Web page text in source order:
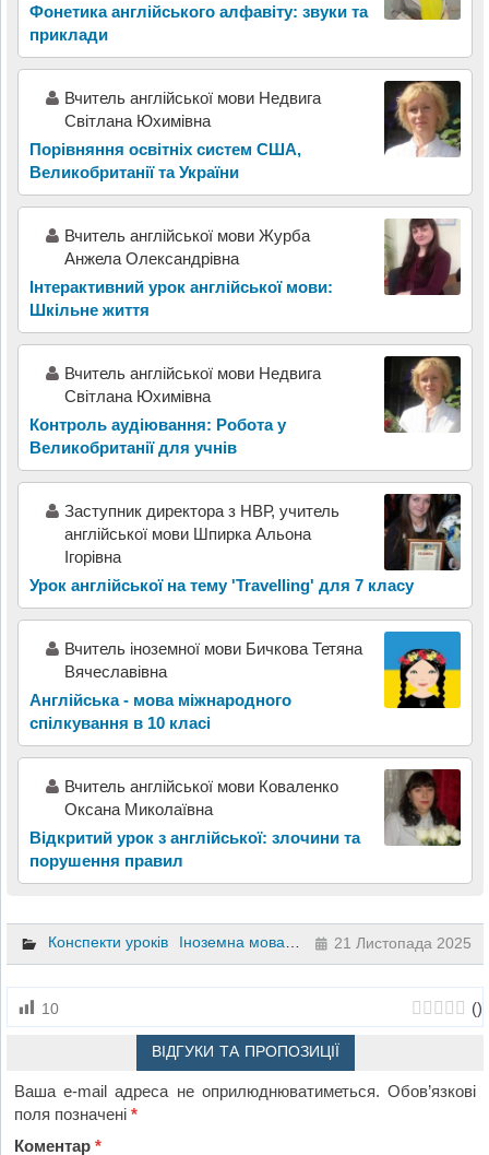
Фонетика англійського алфавіту: звуки та
приклади
Вчитель англійської мови Недвига
Світлана Юхимівна
Порівняння освітніх систем США,
Великобританії та України
Вчитель англійської мови Журба
Анжела Олександрівна
Інтерактивний урок англійської мови:
Шкільне життя
Вчитель англійської мови Недвига
Світлана Юхимівна
Контроль аудіювання: Робота у
Великобританії для учнів
Заступник директора з НВР, учитель
англійської мови Шпирка Альона
Ігорівна
Урок англійської на тему 'Travelling' для 7 класу
Вчитель іноземної мови Бичкова Тетяна
Вячеславівна
Англійська - мова міжнародного
спілкування в 10 класі
Вчитель англійської мови Коваленко
Оксана Миколаївна
Відкритий урок з англійської: злочини та
порушення правил
Конспекти уроків Іноземна мова 6 клас21 Листопада 2025
10 ()
ВІДГУКИ ТА ПРОПОЗИЦІЇ
Ваша e-mail адреса не оприлюднюватиметься. Обов’язкові
поля позначені*
Коментар*